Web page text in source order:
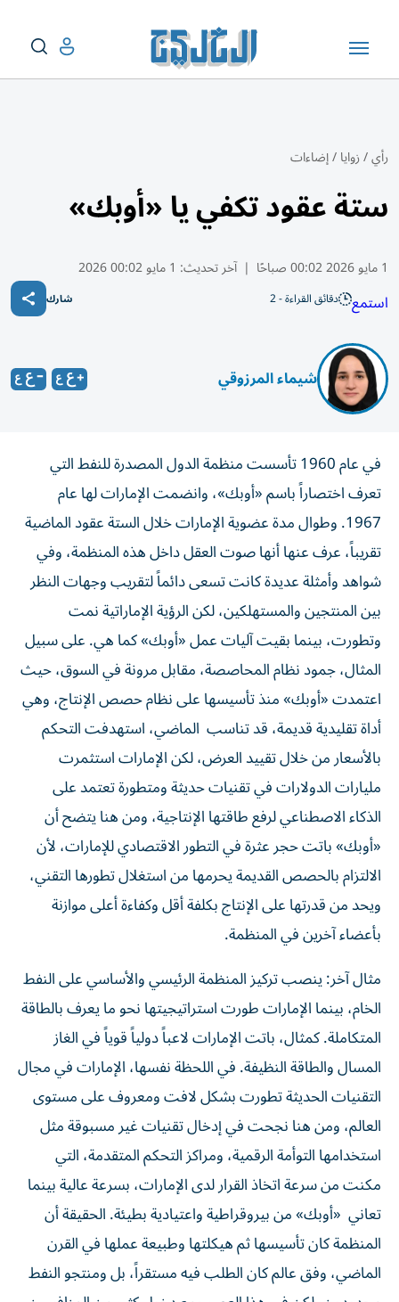
رأي/زوايا/إضاءات
ستة عقود تكفي يا «أوبك»
1 مايو 2026 00:02 صباحًا | آخر تحديث: 1 مايو 00:02 2026
استمع دقائق القراءة - 2 شارك
شيماء المرزوقي
في عام 1960 تأسست منظمة الدول المصدرة للنفط التي
تعرف اختصاراً باسم «أوبك»، وانضمت الإمارات لها عام
1967. وطوال مدة عضوية الإمارات خلال الستة عقود الماضية
تقريباً، عرف عنها أنها صوت العقل داخل هذه المنظمة، وفي
شواهد وأمثلة عديدة كانت تسعى دائماً لتقريب وجهات النظر
بين المنتجين والمستهلكين، لكن الرؤية الإماراتية نمت
وتطورت، بينما بقيت آليات عمل «أوبك» كما هي. على سبيل
المثال، جمود نظام المحاصصة، مقابل مرونة في السوق، حيث
اعتمدت «أوبك» منذ تأسيسها على نظام حصص الإنتاج، وهي
أداة تقليدية قديمة، قد تناسب الماضي، استهدفت التحكم
بالأسعار من خلال تقييد العرض، لكن الإمارات استثمرت
مليارات الدولارات في تقنيات حديثة ومتطورة تعتمد على
الذكاء الاصطناعي لرفع طاقتها الإنتاجية، ومن هنا يتضح أن
«أوبك» باتت حجر عثرة في التطور الاقتصادي للإمارات، لأن
الالتزام بالحصص القديمة يحرمها من استغلال تطورها التقني،
ويحد من قدرتها على الإنتاج بكلفة أقل وكفاءة أعلى موازنة
بأعضاء آخرين في المنظمة.
مثال آخر: ينصب تركيز المنظمة الرئيسي والأساسي على النفط
الخام، بينما الإمارات طورت استراتيجيتها نحو ما يعرف بالطاقة
المتكاملة. كمثال، باتت الإمارات لاعباً دولياً قوياً في الغاز
المسال والطاقة النظيفة. في اللحظة نفسها، الإمارات في مجال
التقنيات الحديثة تطورت بشكل لافت ومعروف على مستوى
العالم، ومن هنا نجحت في إدخال تقنيات غير مسبوقة مثل
استخدامها التوأمة الرقمية، ومراكز التحكم المتقدمة، التي
مكنت من سرعة اتخاذ القرار لدى الإمارات، بسرعة عالية بينما
تعاني «أوبك» من بيروقراطية واعتيادية بطيئة. الحقيقة أن
المنظمة كان تأسيسها ثم هيكلتها وطبيعة عملها في القرن
الماضي، وفق عالم كان الطلب فيه مستقراً، بل ومنتجو النفط